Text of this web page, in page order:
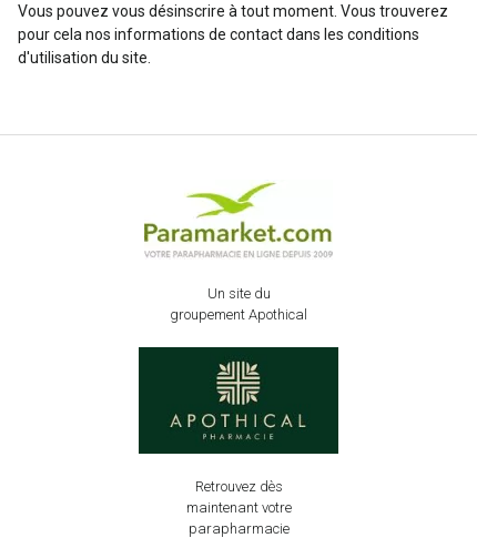
Vous pouvez vous désinscrire à tout moment. Vous trouverez
pour cela nos informations de contact dans les conditions
d'utilisation du site.
Un site du
groupement Apothical
Retrouvez dès
maintenant votre
parapharmacie